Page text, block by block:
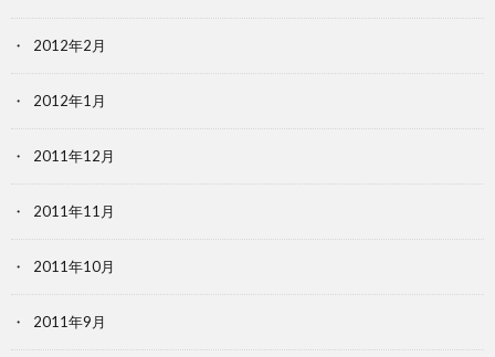
2012年2月
2012年1月
2011年12月
2011年11月
2011年10月
2011年9月